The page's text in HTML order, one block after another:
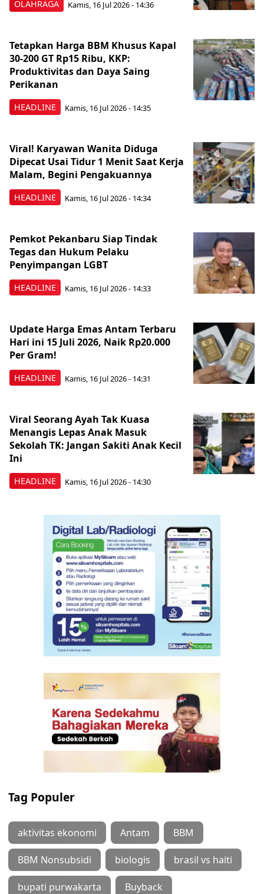
OLAHRAGA Kamis, 16 Jul 2026 - 14:36
HEADLINE
Tetapkan Harga BBM Khusus Kapal
30-200 GT Rp15 Ribu, KKP:
Produktivitas dan Daya Saing
Perikanan
Kamis, 16 Jul 2026 - 14:35
HEADLINE
Viral! Karyawan Wanita Diduga
Dipecat Usai Tidur 1 Menit Saat Kerja
Malam, Begini Pengakuannya
Kamis, 16 Jul 2026 - 14:34
HEADLINE
Pemkot Pekanbaru Siap Tindak
Tegas dan Hukum Pelaku
Penyimpangan LGBT
Kamis, 16 Jul 2026 - 14:33
HEADLINE
Update Harga Emas Antam Terbaru
Hari ini 15 Juli 2026, Naik Rp20.000
Per Gram!
Kamis, 16 Jul 2026 - 14:31
HEADLINE
Viral Seorang Ayah Tak Kuasa
Menangis Lepas Anak Masuk
Sekolah TK: Jangan Sakiti Anak Kecil
Ini
Kamis, 16 Jul 2026 - 14:30
Tag Populer
aktivitas ekonomi Antam BBM
BBM Nonsubsidi biologis brasil vs haiti
bupati purwakarta Buyback